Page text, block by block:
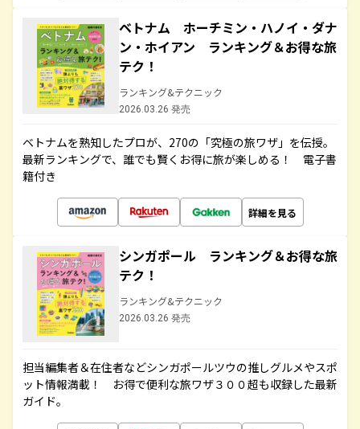
ベトナム ホーチミン・ハノイ・ダナ
ン・ホイアン ランキング＆お得な旅
テク！
ランキング&テクニック
2026.03.26 発売
ベトナムを熟知したプロが、270の「究極の旅ワザ」を伝授。
最新ランキングで、誰でも賢くお得に旅が楽しめる！ 電子書
籍付き
詳細を見る
シンガポール ランキング＆お得な旅
テク！
ランキング&テクニック
2026.03.26 発売
担当編集者＆在住者などシンガポールツウの推しグルメやスポ
ット情報満載！ お得で便利な旅ワザ３００超も収録した最新
ガイド。